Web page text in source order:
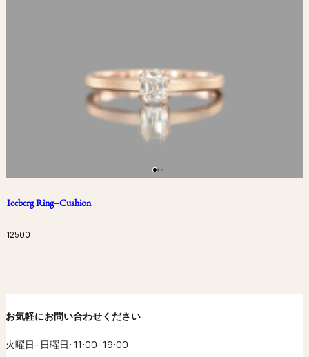
Iceberg Ring–Cushion
12500
お気軽にお問い合わせください
火曜日–日曜日: 11:00–19:00